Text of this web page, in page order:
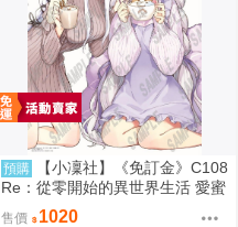
預購
【小凜社】《免訂金》C108
Re：從零開始的異世界生活 愛蜜
莉雅 艾姬多娜 拉姆 雷姆 B2掛軸
售價 1020